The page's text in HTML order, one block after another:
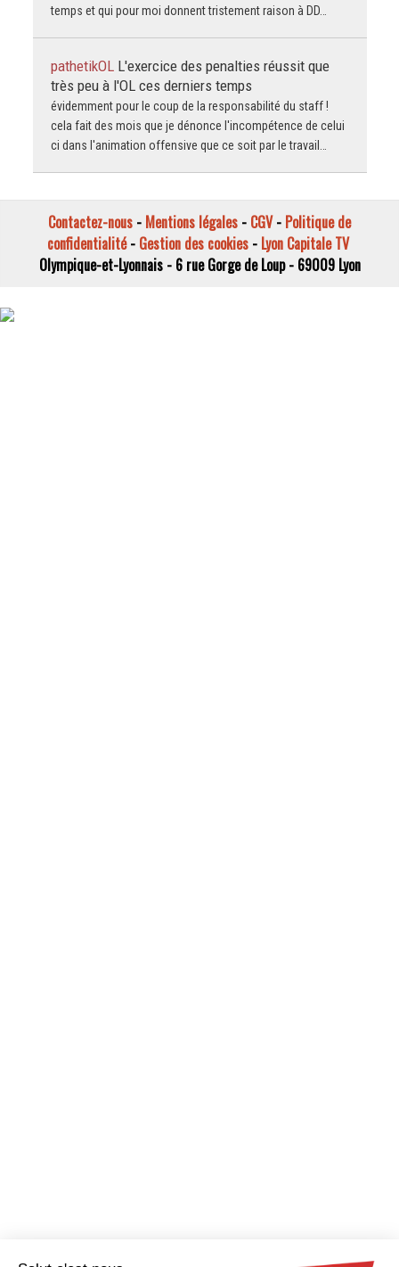
temps et qui pour moi donnent tristement raison à DD…
pathetikOL L'exercice des penalties réussit que
très peu à l'OL ces derniers temps
évidemment pour le coup de la responsabilité du staff !
cela fait des mois que je dénonce l'incompétence de celui
ci dans l'animation offensive que ce soit par le travail…
Contactez-nous - Mentions légales - CGV- Politique de
confidentialité- Gestion des cookies- Lyon Capitale TV
Olympique-et-Lyonnais - 6 rue Gorge de Loup - 69009 Lyon